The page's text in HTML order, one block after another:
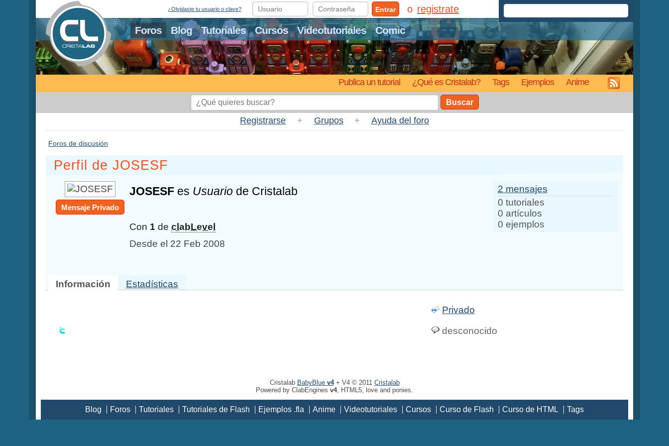
Foros Blog Tutoriales Cursos Videotutoriales Comic
Publica un tutorial ¿Qué es Cristalab? Tags Ejemplos Anime
¿Olvidaste tu usuario o clave? Entrar registrate
Buscar
Registrarse + Grupos + Ayuda del foro
Foros de discusión
Perfil de JOSESF
Mensaje Privado
JOSESF es Usuario de Cristalab
Con 1 de clabLevel
Desde el 22 Feb 2008
2 mensajes
0 tutoriales
0 artículos
0 ejemplos
Información Estadísticas
Privado
desconocido
Cristalab BabyBlue v4+ V4 © 2011 Cristalab
Powered by ClabEngines v4, HTML5, love and ponies.
Blog Foros Tutoriales Tutoriales de Flash Ejemplos .fla Anime Videotutoriales Cursos Curso de Flash Curso de HTML Tags